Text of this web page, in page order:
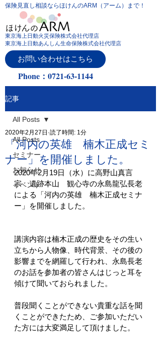
保険見直し相談ならほけんのARM（アーム）まで！
東京海上日動火災保険株式会社代理店
東京海上日動あんしん生命保険株式会社代理店
お問い合わせはこちら
Phone：0721-63-1144
記事
All Posts
セミナー
お知らせ
イベント
All Posts
「河内の英雄 楠木正成セミ
ナー」を開催しました。
2020年2月27日 読了時間: 1分
2020年2月19日（水）に高野山真言
宗　遺跡本山　観心寺の永島龍弘長老
による「河内の英雄　楠木正成セミナ
ー」を開催しました。
講演内容は楠木正成の歴史をその生い
立ちから人物像、時代背景、その後の
影響までを網羅して行われ、永島長老
のお話を参加者の皆さんはじっと耳を
傾けて聞いておられました。
普段聞くことができない貴重な話を聞
くことができたため、ご参加いただい
た方には大変満足して頂けました。